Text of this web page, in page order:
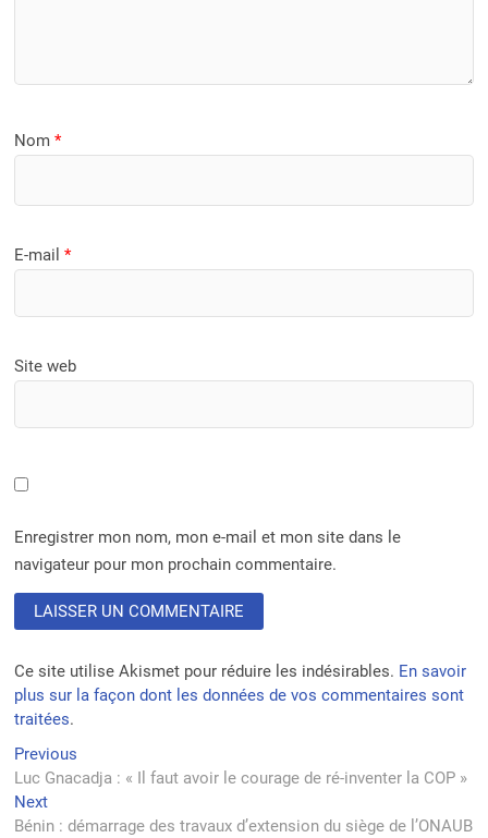
Nom*
E-mail*
Site web
Enregistrer mon nom, mon e-mail et mon site dans le
navigateur pour mon prochain commentaire.
Ce site utilise Akismet pour réduire les indésirables. En savoir
plus sur la façon dont les données de vos commentaires sont
traitées.
Navigation
de
l’article
Previous
post:
Luc Gnacadja : « Il faut avoir le courage de ré-inventer la COP »
NextNext
post:
Bénin : démarrage des travaux d’extension du siège de l’ONAUB